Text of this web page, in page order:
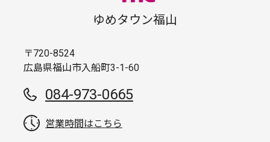
ゆめタウン福山
〒720-8524
広島県福山市入船町3-1-60
084-973-0665
営業時間はこちら